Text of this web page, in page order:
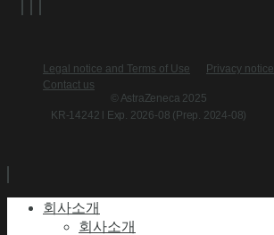
Legal notice and Terms of Use Privacy notice
Contact us
© AstraZeneca 2025
KR-14242 l Exp. 2026-08 (Prep. 2024-08)
회사소개
회사소개